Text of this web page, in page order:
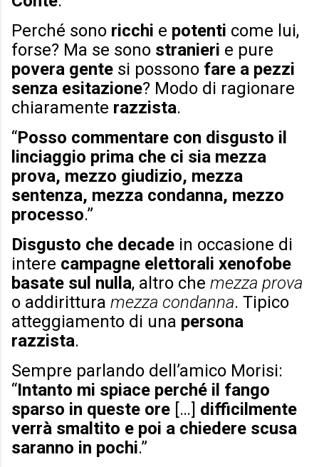
Perché sono ricchi e potenti come lui,
forse? Ma se sono stranieri e pure
povera gente si possono fare a pezzi
senza esitazione? Modo di ragionare
chiaramente razzista.
“Posso commentare con disgusto il
linciaggio prima che ci sia mezza
prova, mezzo giudizio, mezza
sentenza, mezza condanna, mezzo
processo.”
Disgusto che decade in occasione di
intere campagne elettorali xenofobe
basate sul nulla, altro che mezza prova
o addirittura mezza condanna. Tipico
atteggiamento di una persona
razzista.
Sempre parlando dell’amico Morisi:
“Intanto mi spiace perché il fango
sparso in queste ore […] difficilmente
verrà smaltito e poi a chiedere scusa
saranno in pochi.”